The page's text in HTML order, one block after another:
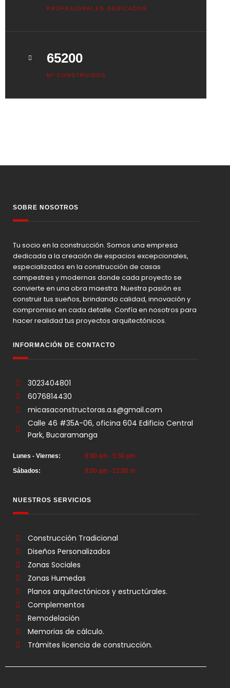
PROFESIONALES DEDICADOS
65200
M² CONSTRUIDOS
SOBRE NOSOTROS
Tu socio en la construcción. Somos una empresa
dedicada a la creación de espacios excepcionales,
especializados en la construcción de casas
campestres y modernas donde cada proyecto se
convierte en una obra maestra. Nuestra pasión es
construir tus sueños, brindando calidad, innovación y
compromiso en cada detalle. Confía en nosotros para
hacer realidad tus proyectos arquitectónicos.
INFORMACIÓN DE CONTACTO
3023404801
6076814430
micasaconstructoras.a.s@gmail.com
Calle 46 #35A-06, oficina 604 Edificio Central
Park, Bucaramanga
Lunes - Viernes: 8:00 am - 5:30 pm
Sábados: 9:00 am - 12:00 m
NUESTROS SERVICIOS
Construcción Tradicional
Diseños Personalizados
Zonas Sociales
Zonas Humedas
Planos arquitectónicos y estructúrales.
Complementos
Remodelación
Memorias de cálculo.
Trámites licencia de construcción.